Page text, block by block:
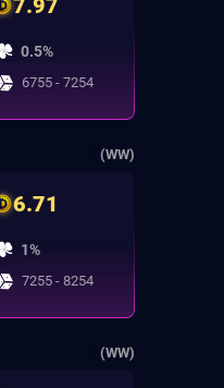
7.97
0.5%
6755 - 7254
(WW)
6.71
1%
7255 - 8254
(WW)